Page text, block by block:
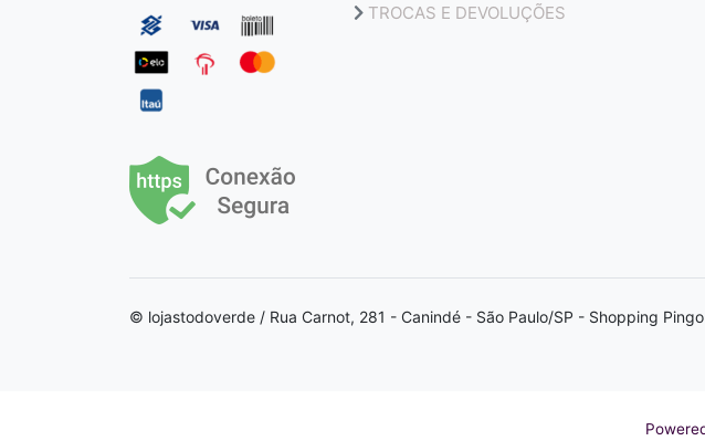
TROCAS E DEVOLUÇÕES
© lojastodoverde / Rua Carnot, 281 - Canindé - São Paulo/SP - Shopping